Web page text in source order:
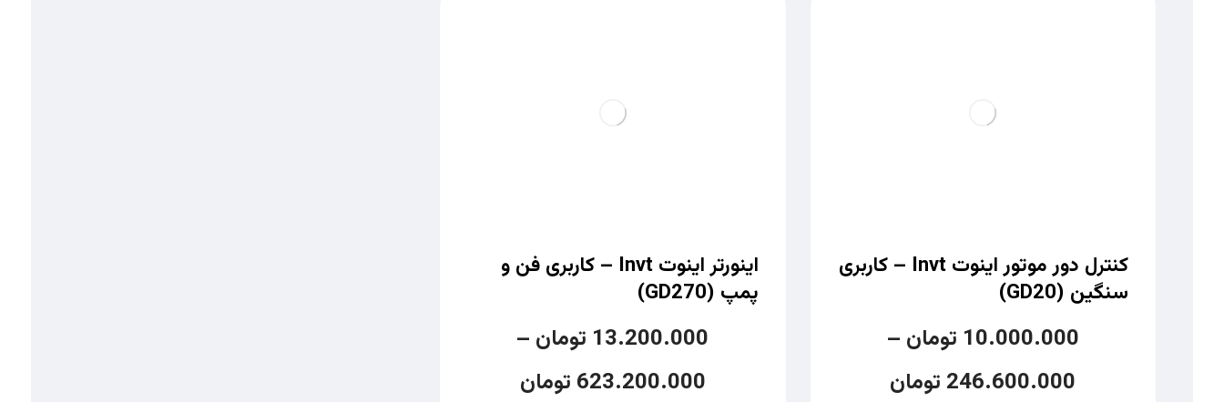
کنترل دور موتور اینوت Invt – کاربری
سنگین (GD20)
10.000.000 تومان –
246.600.000 تومان
اینورتر اینوت Invt – کاربری فن و
پمپ (GD270)
13.200.000 تومان –
623.200.000 تومان